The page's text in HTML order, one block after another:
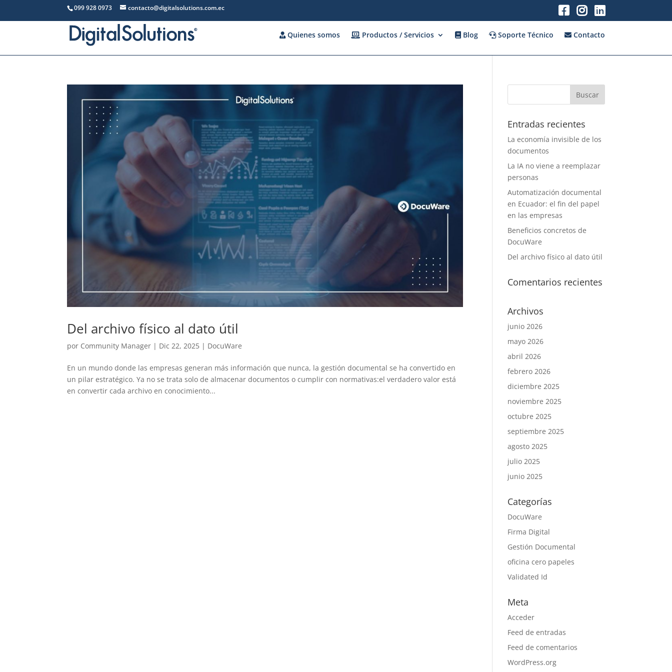
099 928 0973 contacto@digitalsolutions.com.ec
Quienes somos Productos / Servicios Blog Soporte Técnico Contacto
Del archivo físico al dato útil
por Community Manager | Dic 22, 2025 | DocuWare
En un mundo donde las empresas generan más información que nunca, la gestión documental se ha convertido en
un pilar estratégico. Ya no se trata solo de almacenar documentos o cumplir con normativas:el verdadero valor está
en convertir cada archivo en conocimiento...
Entradas recientes
La economía invisible de los
documentos
La IA no viene a reemplazar
personas
Automatización documental
en Ecuador: el fin del papel
en las empresas
Beneficios concretos de
DocuWare
Del archivo físico al dato útil
Comentarios recientes
Archivos
junio 2026
mayo 2026
abril 2026
febrero 2026
diciembre 2025
noviembre 2025
octubre 2025
septiembre 2025
agosto 2025
julio 2025
junio 2025
Categorías
DocuWare
Firma Digital
Gestión Documental
oficina cero papeles
Validated Id
Meta
Acceder
Feed de entradas
Feed de comentarios
WordPress.org